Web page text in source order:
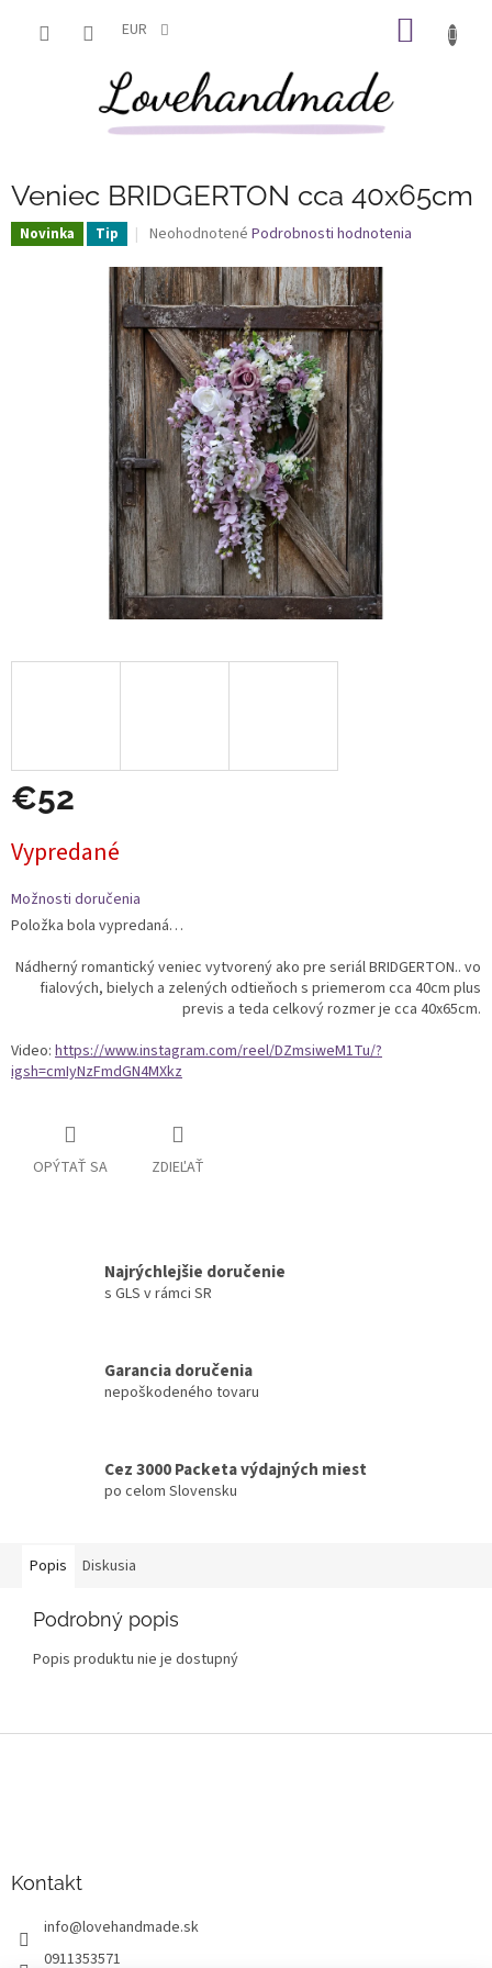
EUR
Veniec BRIDGERTON cca 40x65cm
Novinka Tip
Priemerné
produktu
je
0,0
z
5
hviezdičiek.
Neohodnotené Podrobnosti hodnotenia
€52
cena:
Vypredané
Možnosti doručenia
Položka bola vypredaná…
Nádherný romantický veniec vytvorený ako pre seriál BRIDGERTON.. vo
fialových, bielych a zelených odtieňoch s priemerom cca 40cm plus
previs a teda celkový rozmer je cca 40x65cm.
Video: https://www.instagram.com/reel/DZmsiweM1Tu/?
igsh=cmIyNzFmdGN4MXkz
OPÝTAŤ SA ZDIEĽAŤ
Najrýchlejšie doručenie
s GLS v rámci SR
Garancia doručenia
nepoškodeného tovaru
Cez 3000 Packeta výdajných miest
po celom Slovensku
Popis Diskusia
Podrobný popis
Popis produktu nie je dostupný
Kontakt
info@lovehandmade.sk
0911353571